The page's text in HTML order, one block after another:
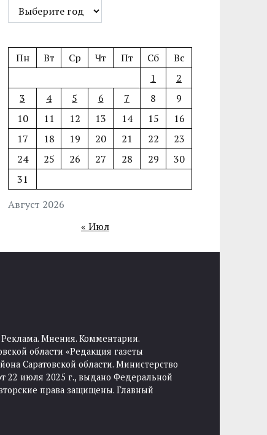
Август 2026
Пн Вт Ср Чт Пт Сб
Вс
1
2
3
4 5 6 7 8
9
10
11 12 13 14 15
16
17
18 19 20 21 22
23
24
25 26 27 28 29
30
31
« Июл
Реклама. Мнения. Комментарии.
области «Редакция газеты
Саратовской области. Министерство
22 июля 2025 г., выдано Федеральной
права защищены. Главный